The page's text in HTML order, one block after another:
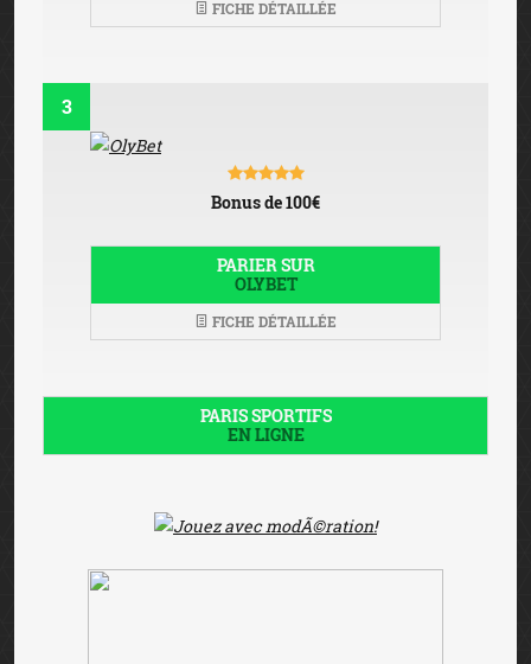
responsable-Contact
Jouer comporte des risques: endettement, dépendance,
isolement. Appelez le 09 74 75 13 13 (appel non surtaxé).
Les jeux d'argent sont interdits aux mineurs.
INTERDICTION VOLONTAIRE DE JEUX
Toute personne souhaitant faire l’objet d’une interdiction
l’intérieur. Cette interdiction est valable dans les casinos,
les cercles de jeux et sur les sites de jeux en ligne autorisés
en vertu de la loi n°2010-476 du 12 mai 2010. Elle est